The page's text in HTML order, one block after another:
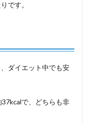
です。
ダイエット中でも安
で、どちらも非